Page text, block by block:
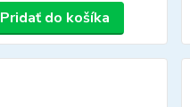
Pridať do košíka